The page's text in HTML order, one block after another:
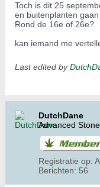
Toch is dit 25
en buitenplanten
Rond de 16e of 26e?
kan iemand me
Last edited by
DutchDane
Advanced
Registratie op:
Berichten: 56